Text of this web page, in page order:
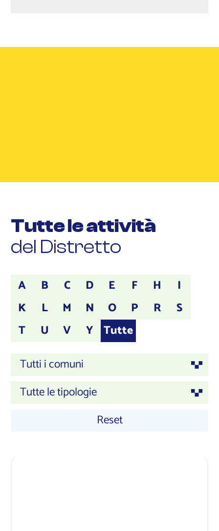
Tutte le attività
del Distretto
A B C D E F H
I
K
L M N O P R
S
T
U V Y Tutte
Tutti i comuni
Tutte le tipologie
Reset